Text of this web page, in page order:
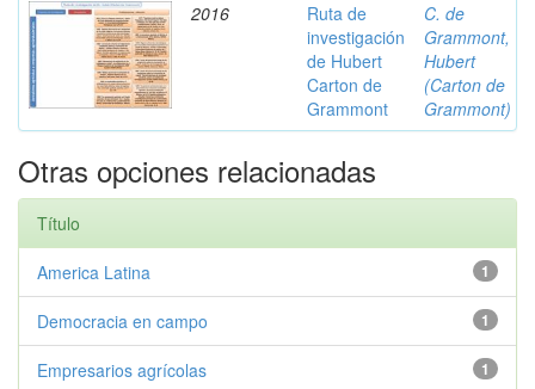
2016
Ruta de
investigación
de Hubert
Carton de
Grammont
C. de
Grammont,
Hubert
(Carton de
Grammont)
Otras opciones relacionadas
Título
1
America Latina
1
Democracia en campo
1
Empresarios agrícolas